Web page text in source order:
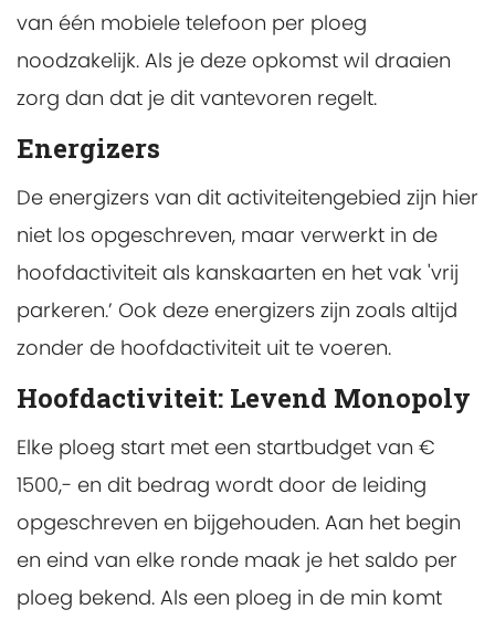
van één mobiele telefoon per ploeg
noodzakelijk. Als je deze opkomst wil draaien
zorg dan dat je dit vantevoren regelt.
Energizers
De energizers van dit activiteitengebied zijn hier
niet los opgeschreven, maar verwerkt in de
hoofdactiviteit als kanskaarten en het vak 'vrij
parkeren.’ Ook deze energizers zijn zoals altijd
zonder de hoofdactiviteit uit te voeren.
Hoofdactiviteit: Levend Monopoly
Elke ploeg start met een startbudget van €
1500,- en dit bedrag wordt door de leiding
opgeschreven en bijgehouden. Aan het begin
en eind van elke ronde maak je het saldo per
ploeg bekend. Als een ploeg in de min komt